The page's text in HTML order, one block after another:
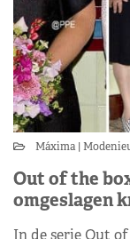
Máxima
Out of the
omgeslagen
In de serie Out